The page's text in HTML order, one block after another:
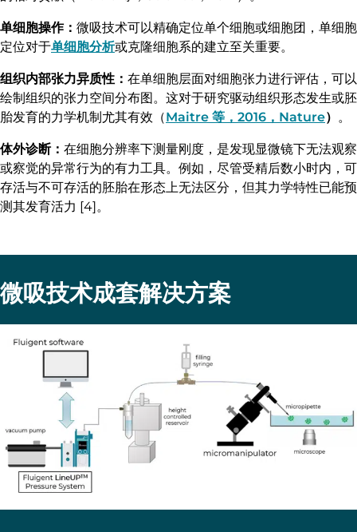
单细胞操作： 微吸技术可以精确定位单个细胞或细胞团，单细胞
定位对于单细胞分析或克隆细胞系的建立至关重要。
组织内部张力异质性： 在单细胞层面对细胞张力进行评估，可以
绘制组织的张力空间分布图。这对于研究驱动组织形态发生或胚
胎发育的力学机制尤其有效（Maitre 等，2016，Nature） 。
体外诊断： 在细胞分辨率下测量刚度，是发现显微镜下无法观察
或察觉的异常行为的有力工具。例如，尽管受精后数小时内，可
存活与不可存活的胚胎在形态上无法区分，但其力学特性已能预
测其发育活力 [4]。
微吸技术成套解决方案